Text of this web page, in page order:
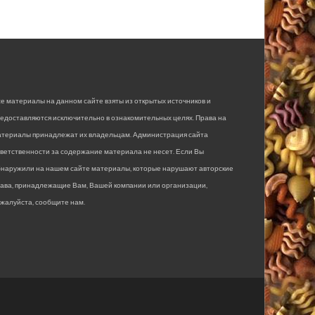
материалы на данном сайте взяты из открытых источников и
исключительно в ознакомительных целях. Права на
принадлежат их владельцам. Администрация сайта
за содержание материала не несет. Если Вы
на нашем сайте материалы, которые нарушают авторские
принадлежащие Вам, Вашей компании или организации,
сообщите нам.